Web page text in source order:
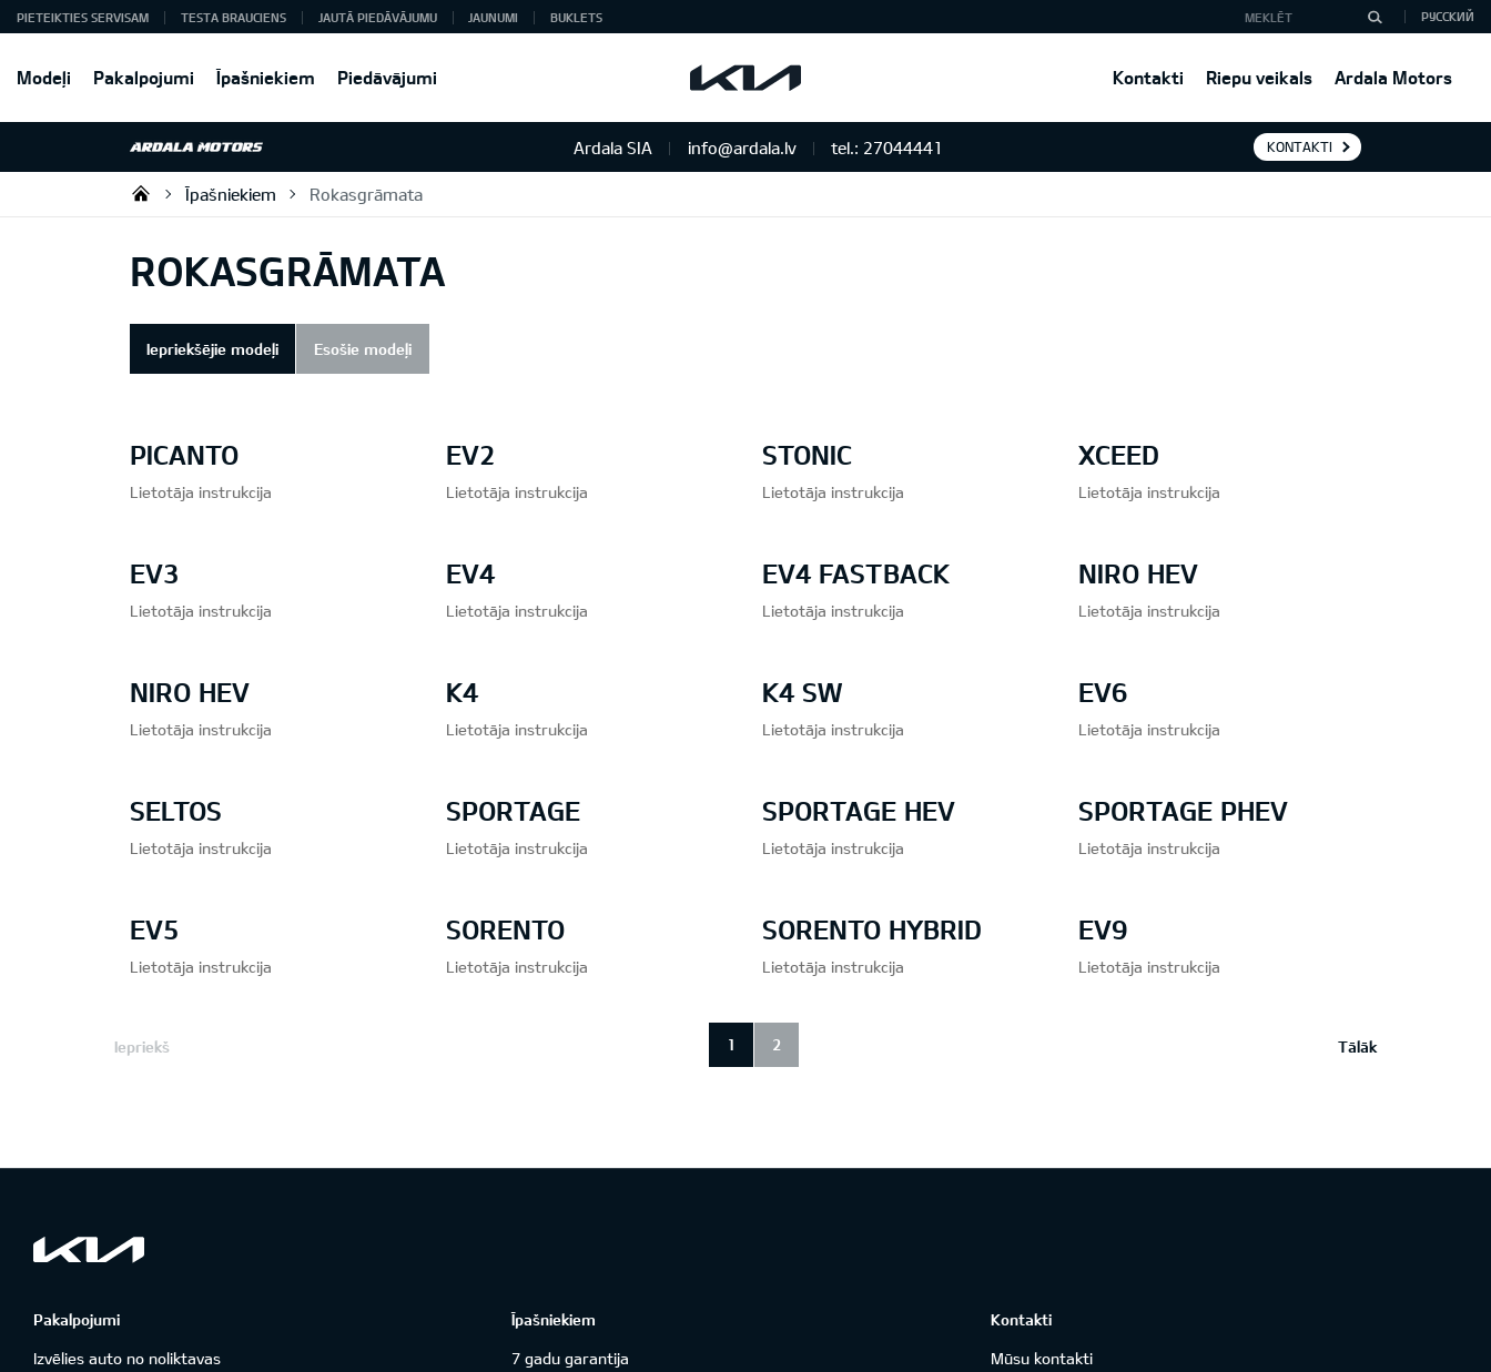
Modeļi Pakalpojumi Īpašniekiem Piedāvājumi Kontakti Riepu veikals Ardala Motors
PIETEIKTIES SERVISAM TESTA BRAUCIENS JAUTĀ PIEDĀVĀJUMU JAUNUMI BUKLETS РУССКИЙ
Ardala SIA info@ardala.lv tel.: 27044441 KONTAKTI
Ardala SIA
Īpašniekiem Rokasgrāmata
ROKASGRĀMATA
Iepriekšējie modeļi Esošie modeļi
PICANTO
Lietotāja instrukcija
EV2
Lietotāja instrukcija
STONIC
Lietotāja instrukcija
XCEED
Lietotāja instrukcija
EV3
Lietotāja instrukcija
EV4
Lietotāja instrukcija
EV4 FASTBACK
Lietotāja instrukcija
NIRO HEV
Lietotāja instrukcija
NIRO HEV
Lietotāja instrukcija
K4
Lietotāja instrukcija
K4 SW
Lietotāja instrukcija
EV6
Lietotāja instrukcija
SELTOS
Lietotāja instrukcija
SPORTAGE
Lietotāja instrukcija
SPORTAGE HEV
Lietotāja instrukcija
SPORTAGE PHEV
Lietotāja instrukcija
EV5
Lietotāja instrukcija
SORENTO
Lietotāja instrukcija
SORENTO HYBRID
Lietotāja instrukcija
EV9
Lietotāja instrukcija
Iepriekš Tālāk
1 2
Pakalpojumi
Izvēlies auto no noliktavas
Īpašniekiem
7 gadu garantija
Kontakti
Mūsu kontakti